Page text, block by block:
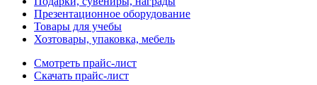
Презентационное оборудование
Товары для учебы
Хозтовары, упаковка, мебель
Смотреть прайс-лист
Скачать прайс-лист